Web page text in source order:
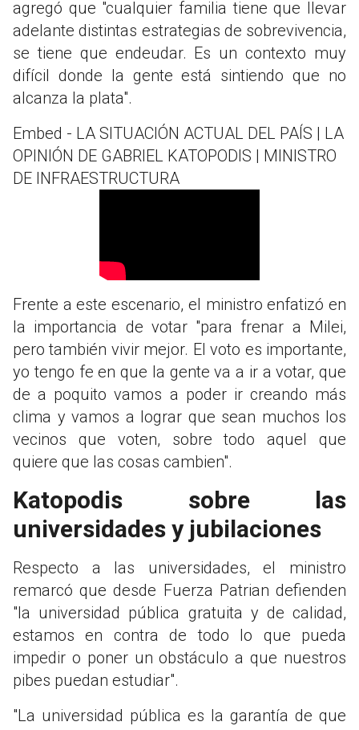
agregó que "cualquier familia tiene que llevar
adelante distintas estrategias de sobrevivencia,
se tiene que endeudar. Es un contexto muy
difícil donde la gente está sintiendo que no
alcanza la plata".
Embed - LA SITUACIÓN ACTUAL DEL PAÍS | LA
OPINIÓN DE GABRIEL KATOPODIS | MINISTRO
DE INFRAESTRUCTURA
Frente a este escenario, el ministro enfatizó en
la importancia de votar "para frenar a Milei,
pero también vivir mejor. El voto es importante,
yo tengo fe en que la gente va a ir a votar, que
de a poquito vamos a poder ir creando más
clima y vamos a lograr que sean muchos los
vecinos que voten, sobre todo aquel que
quiere que las cosas cambien".
Katopodis sobre las
universidades y jubilaciones
Respecto a las universidades, el ministro
remarcó que desde Fuerza Patrian defienden
"la universidad pública gratuita y de calidad,
estamos en contra de todo lo que pueda
impedir o poner un obstáculo a que nuestros
pibes puedan estudiar".
"La universidad pública es la garantía de que